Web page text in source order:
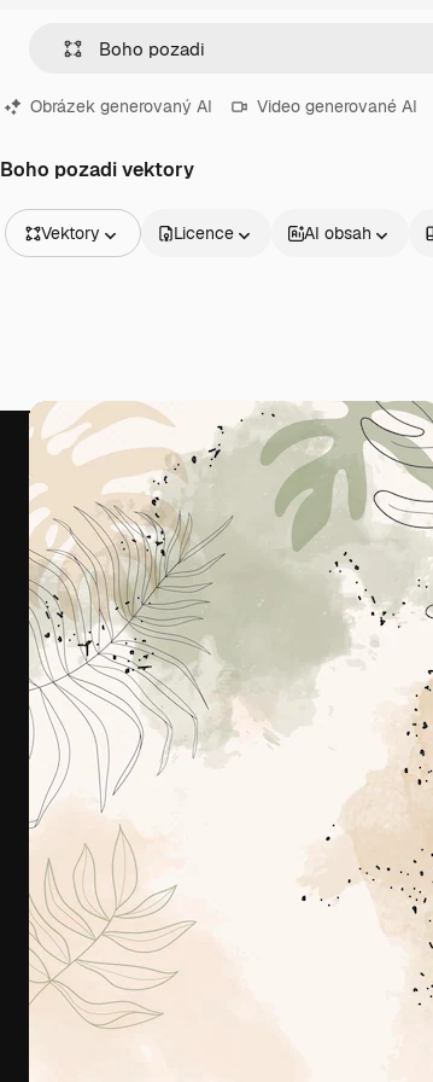
Obrázek generovaný AI Video generované AI
Boho pozadi vektory
Vektory
Videa
Záběry
Pohybová grafika
Video šablony
Ikony
3D modely
Písma
Licence AI obsah
Kreativní platforma pro tvorbu vaší
práce. Více než 1 milion předplatitelů
kreativci, podniky, agenturami a studii.
Čeština
Copyright © 2010-